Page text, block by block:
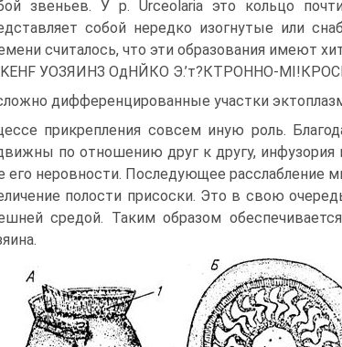
звеньев. У р. Urceolaria это кольцо
собой нередко изогнутые или
считалось, что эти образования имеют
УОЗЯИНЗ ОдНЙКО Э.’т?КТРОННО-
дифференцированные участки
прикрепления совсем иную роль.
по отношению друг к другу, инфузория
его неровности. Последующее расслабление
полости присоски. Это в свою
средой. Таким образом